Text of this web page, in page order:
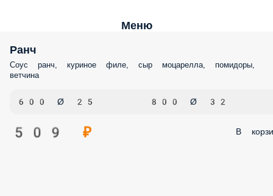
Меню
Ранч
Соус ранч, куриное филе, сыр моцарелла, помидоры,
ветчина
600 Ø 25 800 Ø 32
509 ₽ В